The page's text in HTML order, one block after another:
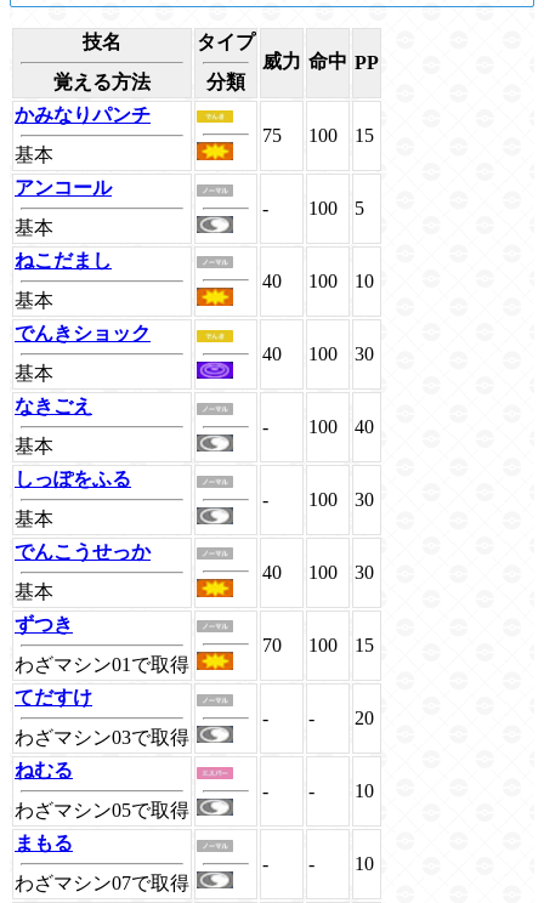
技名
覚える方法
タイプ
分類
威力 命中 PP
かみなりパンチ
基本
75 100 15
アンコール
基本
- 100 5
ねこだまし
基本
40 100 10
でんきショック
基本
40 100 30
なきごえ
基本
- 100 40
しっぽをふる
基本
- 100 30
でんこうせっか
基本
40 100 30
ずつき
わざマシン01で取得
70 100 15
てだすけ
わざマシン03で取得
- - 20
ねむる
わざマシン05で取得
- - 10
まもる
わざマシン07で取得
- - 10